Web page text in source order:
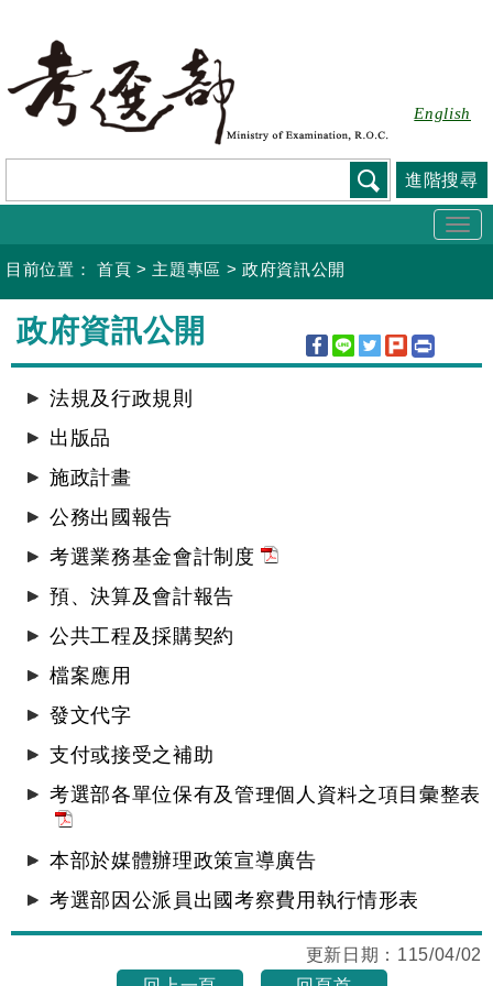
要
容
English
進階搜尋
目前位置： 首頁 > 主題專區 >政府資訊公開
:::
政府資訊公開
法規及行政規則
出版品
施政計畫
公務出國報告
考選業務基金會計制度
預、決算及會計報告
公共工程及採購契約
檔案應用
發文代字
支付或接受之補助
考選部各單位保有及管理個人資料之項目彙整表
本部於媒體辦理政策宣導廣告
考選部因公派員出國考察費用執行情形表
更新日期： 115/04/02